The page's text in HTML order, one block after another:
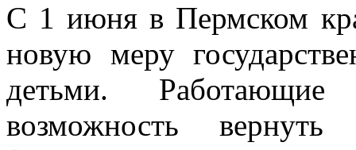
С 1 июня в Пермском
новую меру
детьми.
возможность